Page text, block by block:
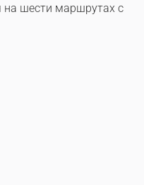
на шести маршрутах с